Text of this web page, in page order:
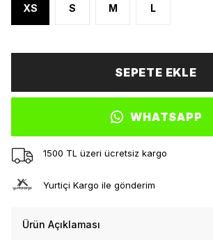
XS S M L
SEPETE EKLE
WHATSAPP
1500 TL üzeri ücretsiz kargo
Yurtiçi Kargo ile gönderim
Ürün Açıklaması